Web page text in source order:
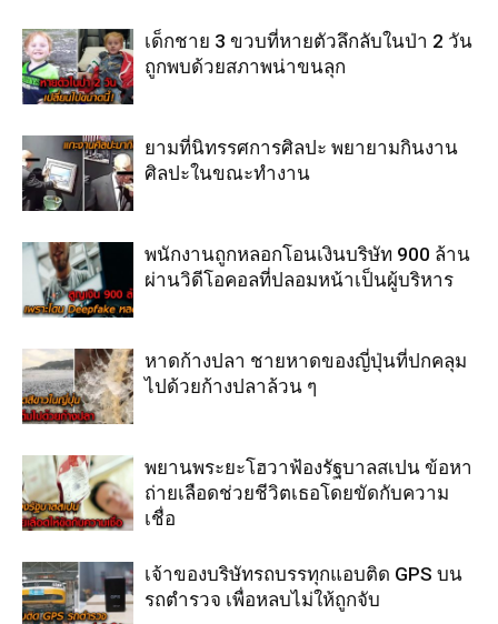
เด็กชาย 3 ขวบที่หายตัวลึกลับในป่า 2 วัน
ถูกพบด้วยสภาพน่าขนลุก
ยามที่นิทรรศการศิลปะ พยายามกินงาน
ศิลปะในขณะทำงาน
พนักงานถูกหลอกโอนเงินบริษัท 900 ล้าน
ผ่านวิดีโอคอลที่ปลอมหน้าเป็นผู้บริหาร
หาดก้างปลา ชายหาดของญี่ปุ่นที่ปกคลุม
ไปด้วยก้างปลาล้วน ๆ
พยานพระยะโฮวาฟ้องรัฐบาลสเปน ข้อหา
ถ่ายเลือดช่วยชีวิตเธอโดยขัดกับความ
เชื่อ
เจ้าของบริษัทรถบรรทุกแอบติด GPS บน
รถตำรวจ เพื่อหลบไม่ให้ถูกจับ